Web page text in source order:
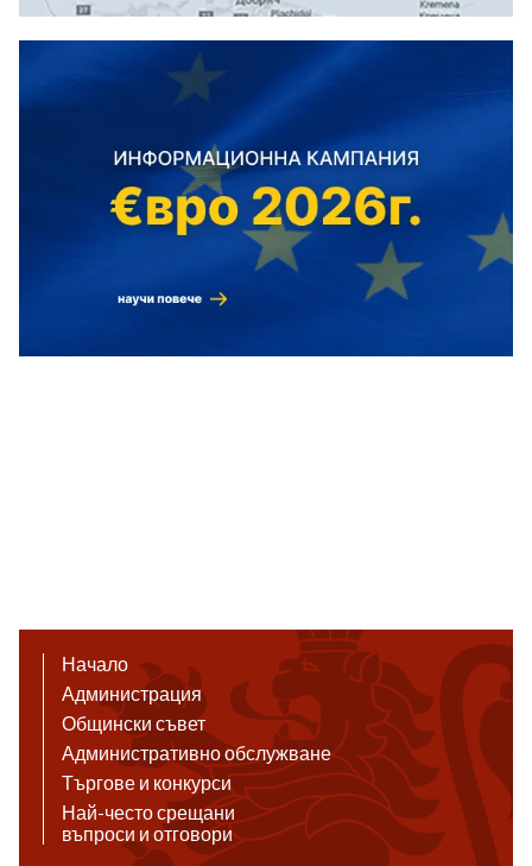
Начало
Администрация
Общински съвет
Административно обслужване
Търгове и конкурси
Най-често срещани
въпроси и отговори